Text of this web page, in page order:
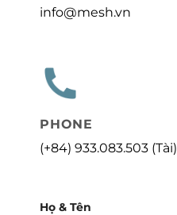
info@mesh.vn
PHONE
(+84) 933.083.503 (Tài)
Họ & Tên